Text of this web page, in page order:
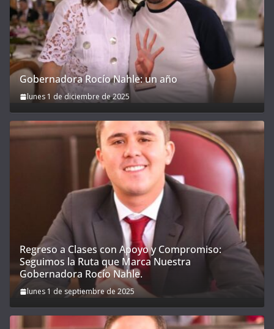
Gobernadora Rocío Nahle: un año
lunes 1 de diciembre de 2025
Regreso a Clases con Apoyo y Compromiso:
Seguimos la Ruta que Marca Nuestra
Gobernadora Rocío Nahle.
lunes 1 de septiembre de 2025